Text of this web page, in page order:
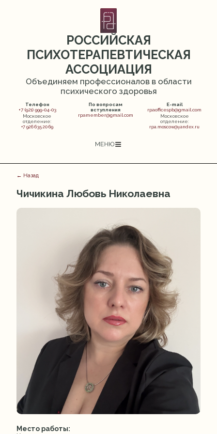
РОССИЙСКАЯ
ПСИХОТЕРАПЕВТИЧЕСКАЯ
АССОЦИАЦИЯ
Объединяем профессионалов в области
психического здоровья
Телефон
+7 (921) 999-04-03
Московское
отделение:
+7 926 635 20 69
По вопросам
вступления
rpamember@gmail.com
E-mail
rpaofficespb@gmail.com
Московское
отделение:
rpa.moscow@yandex.ru
МЕНЮ
← Назад
Чичикина Любовь Николаевна
Место работы: